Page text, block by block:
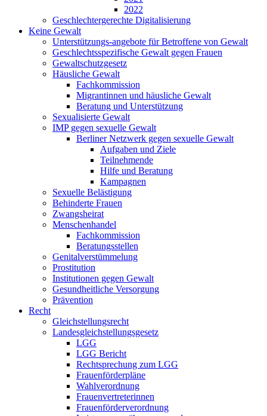
2022
Geschlechter­gerechte Digitalisierung
Keine Gewalt
Unterstützungs-angebote für Betroffene von Gewalt
Geschlechts­spezifische Gewalt gegen Frauen
Gewaltschutz­gesetz
Häusliche Gewalt
Fachkommission
Migrantinnen und häusliche Gewalt
Beratung und Unterstützung
Sexualisierte Gewalt
IMP gegen sexuelle Gewalt
Berliner Netzwerk gegen sexuelle Gewalt
Aufgaben und Ziele
Teilnehmende
Hilfe und Beratung
Kampagnen
Sexuelle Belästigung
Behinderte Frauen
Zwangsheirat
Menschenhandel
Fachkommission
Beratungs­stellen
Genital­verstümmelung
Prostitution
Institutionen gegen Gewalt
Gesundheitliche Versorgung
Prävention
Recht
Gleichstellungs­recht
Landesgleich­stellungsgesetz
LGG
LGG Bericht
Rechtsprechung zum LGG
Frauen­förderpläne
Wahlverordnung
Frauen­ver­treterinnen
Frauenförder­verordnung